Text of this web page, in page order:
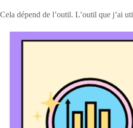
Cela dépend de l’outil. L’outil que j’ai